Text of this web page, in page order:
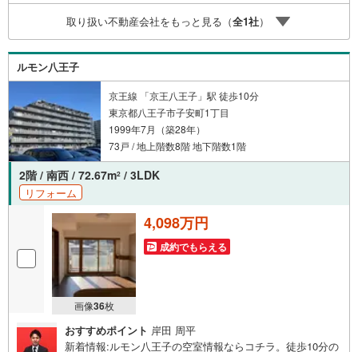
わせ、弊社へのご来社など、ご相談ください。ご希望があ
れば周辺環境、お客様の希望に合わせた物件などもご案内
をいたします。お住まい探しは朝日土地建物（株）八王子
店 営業3課にお任せください！
取り扱い不動産会社をもっと見る（全1社）
ルモン八王子
京王線 「京王八王子」駅 徒歩10分
東京都八王子市子安町1丁目
1999年7月（築28年）
73戸 / 地上階数8階 地下階数1階
2階 / 南西 / 72.67m2 / 3LDK
リフォーム
画像36枚
4,098万円
成約でもらえる
おすすめポイント 岸田 周平
新着情報:ルモン八王子の空室情報ならコチラ。徒歩10分の